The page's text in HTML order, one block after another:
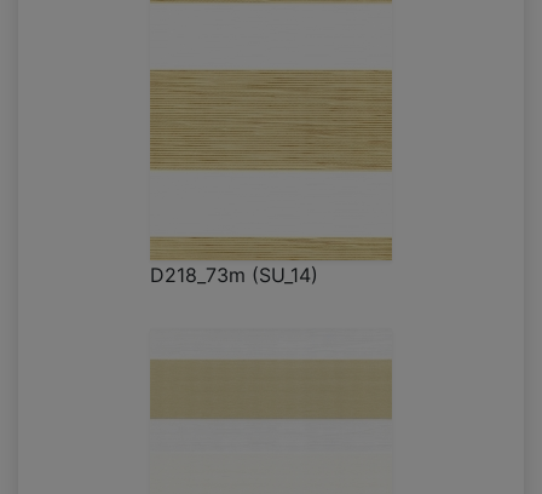
D218_73m (SU_14)